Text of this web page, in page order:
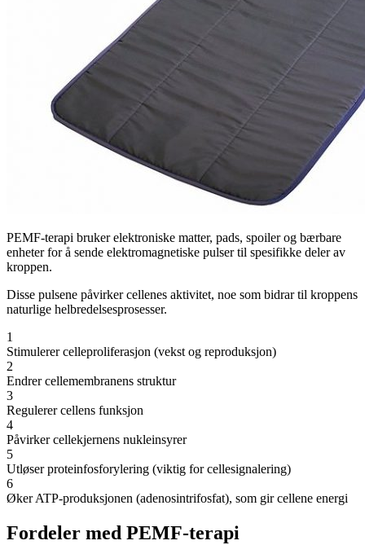
PEMF-terapi bruker elektroniske matter, pads, spoiler og bærbare
enheter for å sende elektromagnetiske pulser til spesifikke deler av
kroppen.
Disse pulsene påvirker cellenes aktivitet, noe som bidrar til kroppens
naturlige helbredelsesprosesser.
1
Stimulerer celleproliferasjon (vekst og reproduksjon)
2
Endrer cellemembranens struktur
3
Regulerer cellens funksjon
4
Påvirker cellekjernens nukleinsyrer
5
Utløser proteinfosforylering (viktig for cellesignalering)
6
Øker ATP-produksjonen (adenosintrifosfat), som gir cellene energi
Fordeler med PEMF-terapi